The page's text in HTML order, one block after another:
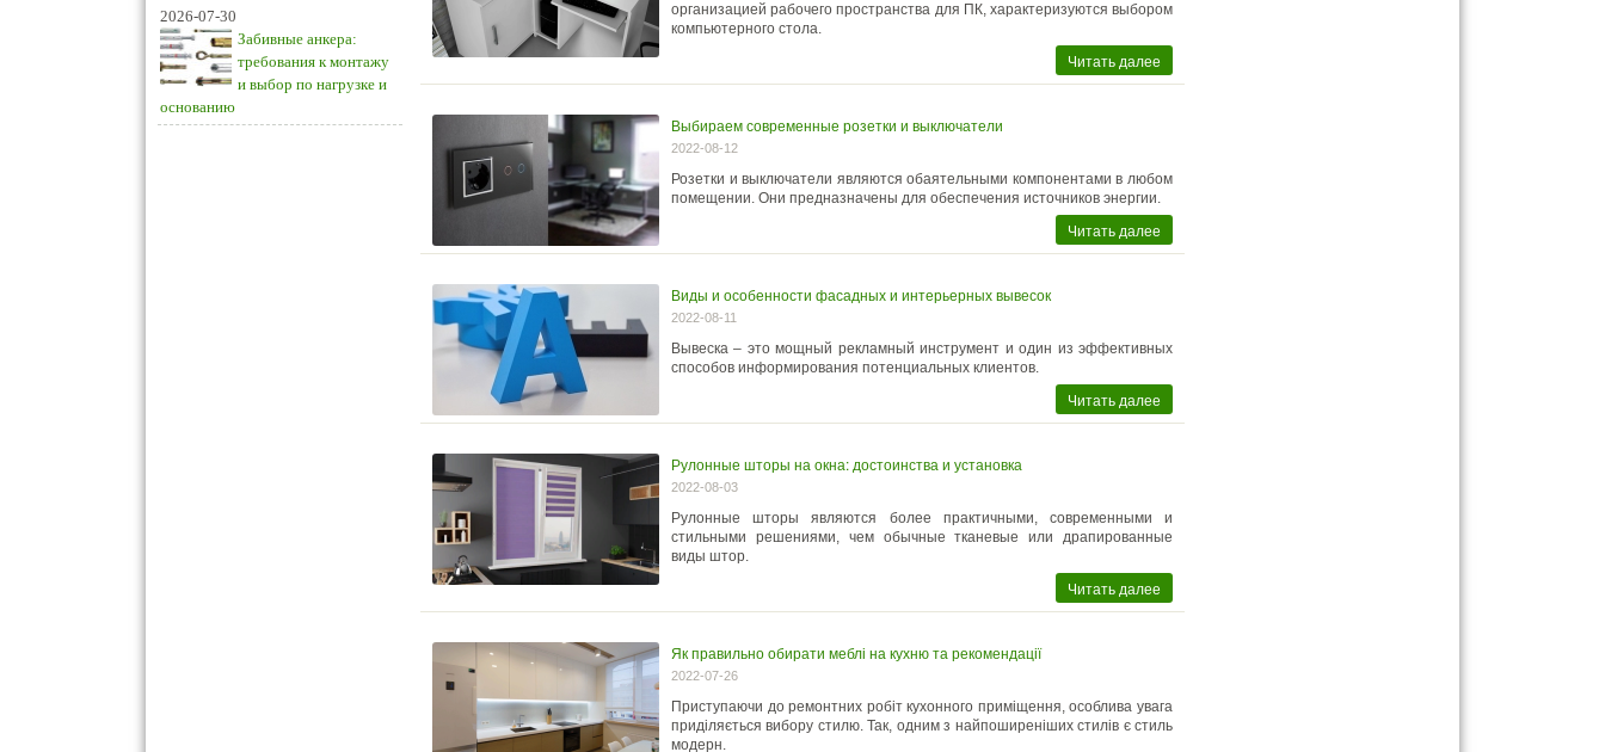
2026-07-30
Забивные анкера:
требования к монтажу
и выбор по нагрузке и
основанию
организацией рабочего пространства для ПК, характеризуются выбором
компьютерного стола.
Читать далее
Выбираем современные розетки и выключатели
2022-08-12
Розетки и выключатели являются обаятельными компонентами в любом
помещении. Они предназначены для обеспечения источников энергии.
Читать далее
Виды и особенности фасадных и интерьерных вывесок
2022-08-11
Вывеска – это мощный рекламный инструмент и один из эффективных
способов информирования потенциальных клиентов.
Читать далее
Рулонные шторы на окна: достоинства и установка
2022-08-03
Рулонные шторы являются более практичными, современными и
стильными решениями, чем обычные тканевые или драпированные
виды штор.
Читать далее
Як правильно обирати меблі на кухню та рекомендації
2022-07-26
Приступаючи до ремонтних робіт кухонного приміщення, особлива увага
приділяється вибору стилю. Так, одним з найпоширеніших стилів є стиль
модерн.